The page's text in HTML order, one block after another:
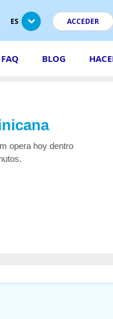
ES ACCEDER
FAQ BLOG
opera hoy dentro